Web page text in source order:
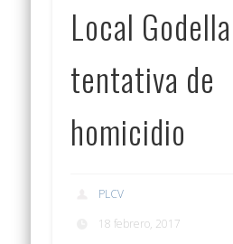
Local
tentativa de
homicidio
PLCV
18 febrero, 2017